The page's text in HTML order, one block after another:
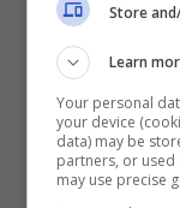
Store
Learn
Your personal
your device
data) may be
partners, or used
may use precise